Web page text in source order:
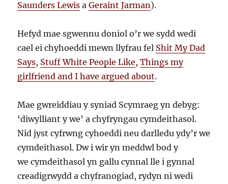
Saunders Lewis aGeraint Jarman).
Hefyd mae sgwennu doniol o’r we sydd wedi
cael ei chyhoeddi mewn llyfrau fel Shit My Dad
Says, Stuff White People Like,Things my
girlfriend and I have argued about.
Mae gwreiddiau y syniad Scymraeg yn debyg:
‘diwylliant y we’ a chyfryngau cymdeithasol.
Nid jyst cyfrwng cyhoeddi neu darlledu ydy’r we
cymdeithasol. Dw i wir yn meddwl bod y
we cymdeithasol yn gallu cynnal lle i gynnal
creadigrwydd a chyfranogiad, rydyn ni wedi